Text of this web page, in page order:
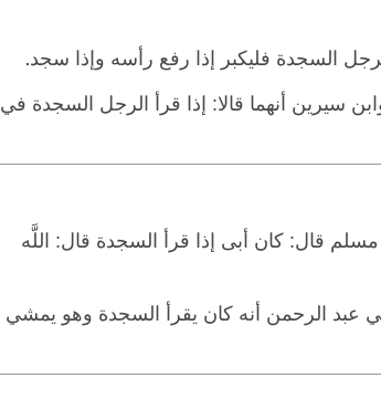
السجدة فليكبر إذا رفع رأسه وإذا سجد.
(عن) (١) أبي قلابة وابن سيرين أنهما قالا: إذا قرأ الرجل السجدة في
قال: كان أبى إذا قرأ السجدة قال: اللَّه
عبد الرحمن أنه كان يقرأ السجدة وهو يمشي